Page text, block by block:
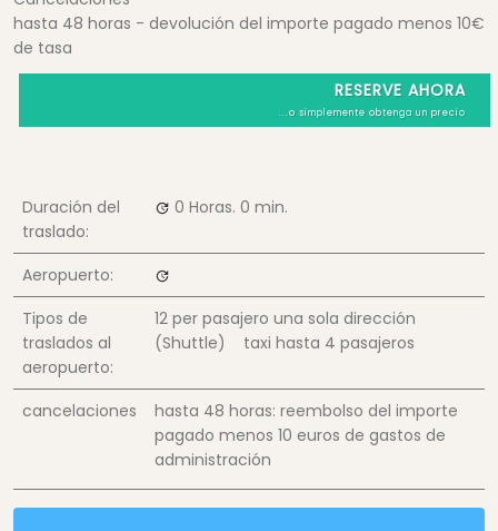
hasta 48 horas - devolución del importe pagado menos 10€
de tasa
RESERVE AHORA
...o simplemente obtenga un precio
Duración del
traslado:
0 Horas. 0 min.
Aeropuerto:
Tipos de
traslados al
aeropuerto:
12 per pasajero una sola dirección
(Shuttle) taxi hasta 4 pasajeros
cancelaciones
hasta 48 horas: reembolso del importe
pagado menos 10 euros de gastos de
administración